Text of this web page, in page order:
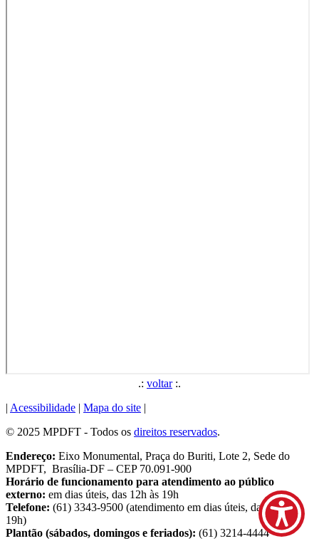
.: voltar:.
| Acessibilidade | Mapa do site |
© 2025 MPDFT - Todos os direitos reservados.
Endereço: Eixo Monumental, Praça do Buriti, Lote 2, Sede do
MPDFT, Brasília-DF – CEP 70.091-900
Horário de funcionamento para atendimento ao público
externo: em dias úteis, das 12h às 19h
Telefone: (61) 3343-9500 (atendimento em dias úteis, das 9h às
19h)
Plantão (sábados, domingos e feriados): (61) 3214-4444